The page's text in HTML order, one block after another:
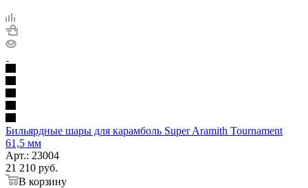
Бильярдные шары для карамболь Super Aramith Tournament
61,5 мм
Арт.: 23004
21 210 руб.
В корзину